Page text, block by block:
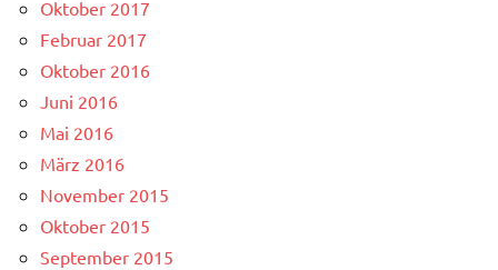
Oktober 2017
Februar 2017
Oktober 2016
Juni 2016
Mai 2016
März 2016
November 2015
Oktober 2015
September 2015